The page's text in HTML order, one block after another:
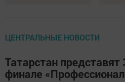
ЦЕНТРАЛЬНЫЕ НОВОСТИ
Татарстан представят
финале